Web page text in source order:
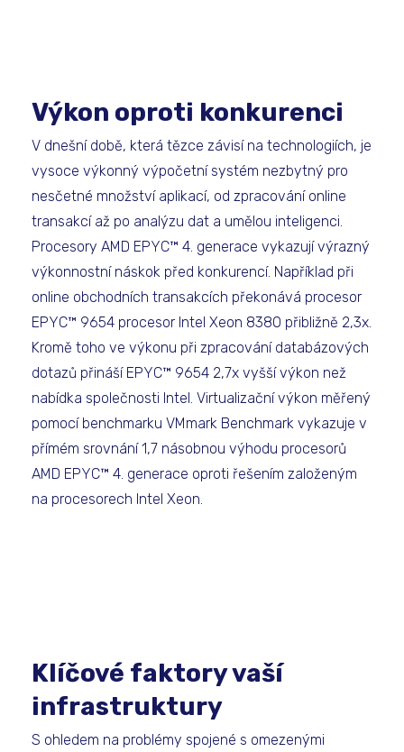
Výkon oproti konkurenci
V dnešní době, která tězce závisí na technologiích, je
vysoce výkonný výpočetní systém nezbytný pro
nesčetné množství aplikací, od zpracování online
transakcí až po analýzu dat a umělou inteligenci.
Procesory AMD EPYC™ 4. generace vykazují výrazný
výkonnostní náskok před konkurencí. Například při
online obchodních transakcích překonává procesor
EPYC™ 9654 procesor Intel Xeon 8380 přibližně 2,3x.
Kromě toho ve výkonu při zpracování databázových
dotazů přináší EPYC™ 9654 2,7x vyšší výkon než
nabídka společnosti Intel. Virtualizační výkon měřený
pomocí benchmarku VMmark Benchmark vykazuje v
přímém srovnání 1,7 násobnou výhodu procesorů
AMD EPYC™ 4. generace oproti řešením založeným
na procesorech Intel Xeon.
Klíčové faktory vaší
infrastruktury
S ohledem na problémy spojené s omezenými